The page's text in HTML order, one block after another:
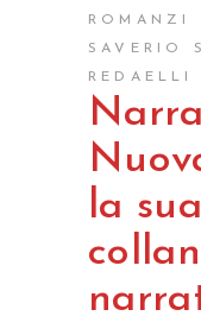
ROMANZI
SAVERIO
REDAELLI
la